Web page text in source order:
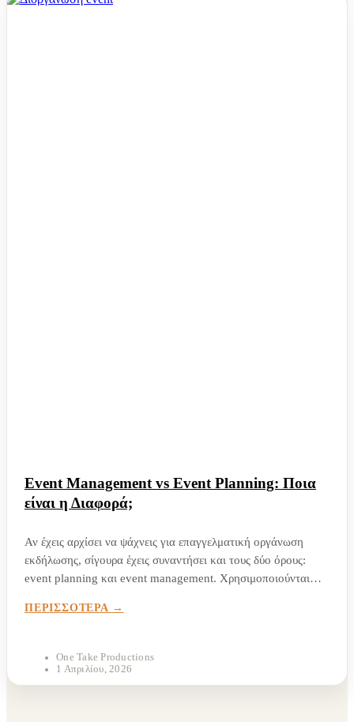
Event Management vs Event Planning: Ποια
είναι η Διαφορά;
Αν έχεις αρχίσει να ψάχνεις για επαγγελματική οργάνωση
εκδήλωσης, σίγουρα έχεις συναντήσει και τους δύο όρους:
event planning και event management. Χρησιμοποιούνται
περιγράφουν διαφορετικές φάσεις και λειτουργίες.
ΠΕΡΙΣΣΟΤΕΡΑ
One Take Productions
1 Απριλίου, 2026